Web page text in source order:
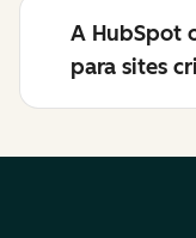
A HubSpot
para sites